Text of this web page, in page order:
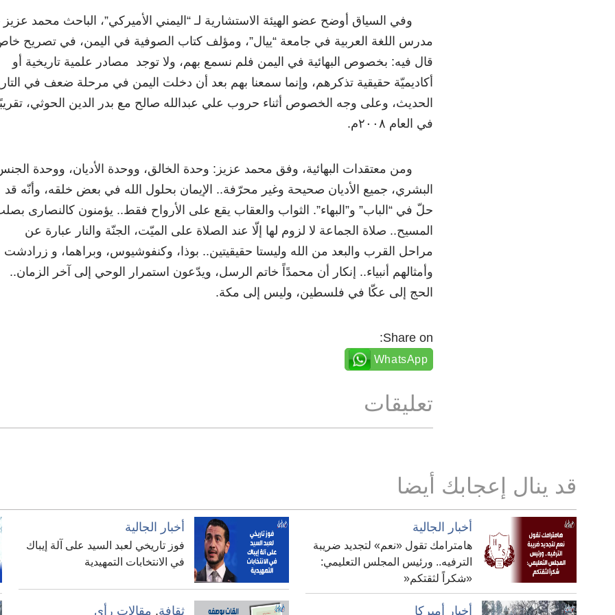
وفي السياق أوضح عضو الهيئة الاستشارية لـ “اليمني الأميركي”، الباحث محمد
مدرس اللغة العربية في جامعة “ييال”، ومؤلف كتاب الصوفية في اليمن، في تصريح
قال فيه: بخصوص البهائية في اليمن فلم نسمع بهم، ولا توجد مصادر علمية تاريخية أو
أكاديميّة حقيقية تذكرهم، وإنما سمعنا بهم بعد أن دخلت اليمن في مرحلة ضعف في
الحديث، وعلى وجه الخصوص أثناء حروب علي عبدالله صالح مع بدر الدين الحوثي،
في العام ٢٠٠٨م.
ومن معتقدات البهائية، وفق محمد عزيز: وحدة الخالق، ووحدة الأديان، ووحدة
البشري، جميع الأديان صحيحة وغير محرّفة.. الإيمان بحلول الله في بعض خلقه، وأنّه قد
حلّ في “الباب” و”البهاء”. الثواب والعقاب يقع على الأرواح فقط.. يؤمنون كالنصارى
المسيح.. صلاة الجماعة لا لزوم لها إلّا عند الصلاة على الميّت، الجنّة والنار عبارة عن
مراحل القرب والبعد من الله وليستا حقيقيتين.. بوذا، وكنفوشيوس، وبراهما، و زرادشت
وأمثالهم أنبياء.. إنكار أن محمدًاً خاتم الرسل، ويدّعون استمرار الوحي إلى آخر الزمان..
الحج إلى عكّا في فلسطين، وليس إلى مكة.
Share on:
WhatsApp
تعليقات
قد ينال إعجابك أيضا
أخبار الجالية
هامترامك تقول «نعم» لتجديد ضريبة
الترفيه.. ورئيس المجلس التعليمي:
«شكراً لثقتكم«
أخبار الجالية
فوز تاريخي لعبد السيد على آلة إيباك
في الانتخابات التمهيدية
أخبار أميركا ثقافة, مقالات رأي